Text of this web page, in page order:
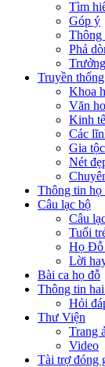
Tìm
Góp ý
Thông
Phả
Truyền thống
Khoa
Văn
Kinh tế
Các
Gia
Nét
Thông tin họ
Câu lạc bộ
Câu
Tuổi
Họ Đỗ
Lời
Bài ca họ đỗ
Thông tin
Hỏi
Thư Viện
Trang
Video
Tài trợ đóng